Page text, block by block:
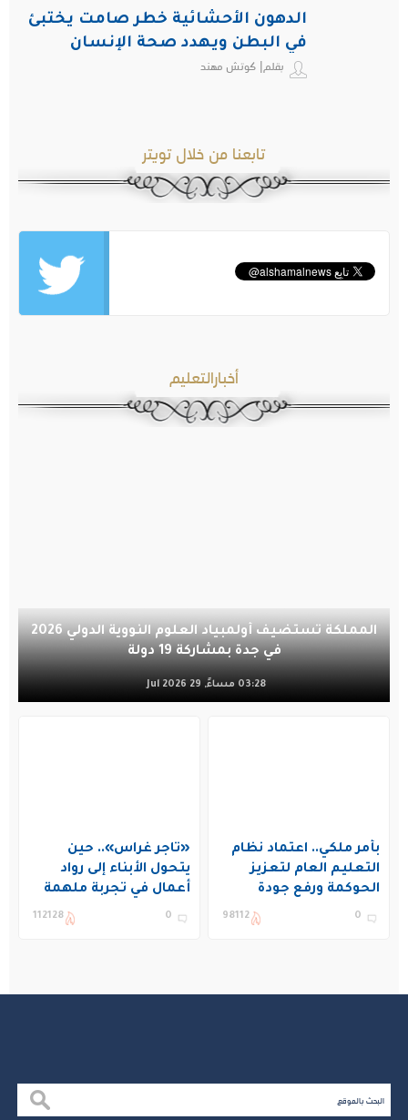
الدهون الأحشائية خطر صامت يختبئ
في البطن ويهدد صحة الإنسان
بقلم| كوتش مهند
تابعنا من خلال تويتر
أخبارالتعليم
المملكة تستضيف أولمبياد العلوم النووية الدولي 2026
في جدة بمشاركة 19 دولة
03:28 مساءً, 29 Jul 2026
بأمر ملكي.. اعتماد نظام
التعليم العام لتعزيز
الحوكمة ورفع جودة
التعليم في المملكة
0
98112
«تاجر غراس».. حين
يتحول الأبناء إلى رواد
أعمال في تجربة ملهمة
بنادي غراس الصيفي
0
112128